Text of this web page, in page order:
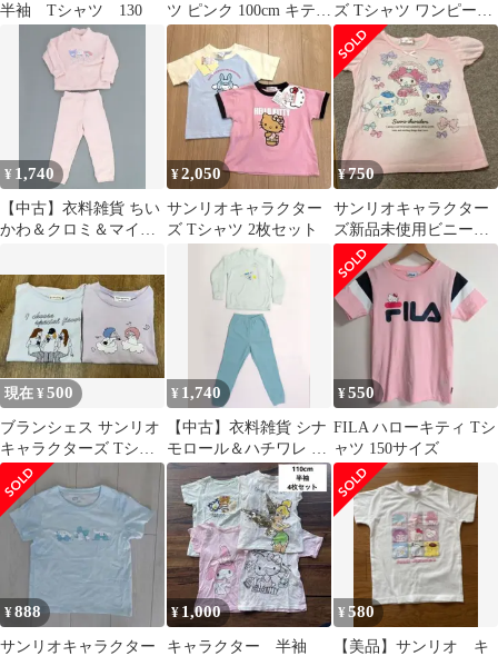
半袖 Tシャツ 130
ツ ピンク 100cm キティ
ー
ズ Tシャツ ワンピース
2枚セット 120cm
¥ 1,740
【中古】衣料雑貨 ちい
かわ＆クロミ＆マイメ
(長袖/キッズ) ピンク
110cm 「ちいかわ なん
か小さくてかわいいや
つ×サンリオキャラクタ
ーズ×ユニクロ スペー
スツアー」
¥2,050
サンリオキャラクター
ズ Tシャツ 2枚セット
¥750
サンリオキャラクター
ズ新品未使用ビニール
タグ付き120㎝
現在 ¥500
ブランシェス サンリオ
キャラクターズ Tシャ
ツ 2枚セット 110 まと
め売り
¥ 1,740
【中古】衣料雑貨 シナ
モロール＆ハチワレ フ
リースセット(長袖/キ
ッズ) ライトブルー
160cm 「ちいかわ なん
か小さくてかわいいや
つ×サンリオキャラクタ
ーズ×ユニクロ スペー
スツアー」
¥550
FILA ハローキティ Tシ
ャツ 150サイズ
¥888
サンリオキャラクター
¥ 1,000
キャラクター 半袖
¥580
【美品】サンリオ キ